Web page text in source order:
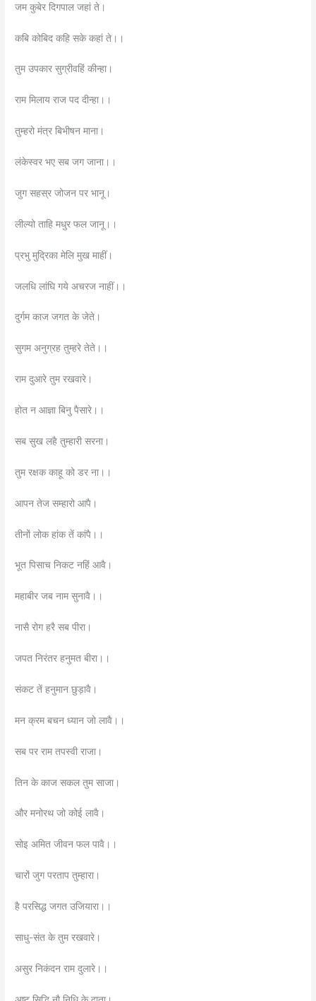
जम कुबेर दिगपाल जहां ते।
कबि कोबिद कहि सके कहां ते।।
तुम उपकार सुग्रीवहिं कीन्हा।
राम मिलाय राज पद दीन्हा।।
तुम्हरो मंत्र बिभीषन माना।
लंकेस्वर भए सब जग जाना।।
जुग सहस्र जोजन पर भानू।
लील्यो ताहि मधुर फल जानू।।
प्रभु मुद्रिका मेलि मुख माहीं।
जलधि लांघि गये अचरज नाहीं।।
दुर्गम काज जगत के जेते।
सुगम अनुग्रह तुम्हरे तेते।।
राम दुआरे तुम रखवारे।
होत न आज्ञा बिनु पैसारे।।
सब सुख लहै तुम्हारी सरना।
तुम रक्षक काहू को डर ना।।
आपन तेज सम्हारो आपै।
तीनों लोक हांक तें कांपै।।
भूत पिसाच निकट नहिं आवै।
महाबीर जब नाम सुनावै।।
नासै रोग हरै सब पीरा।
जपत निरंतर हनुमत बीरा।।
संकट तें हनुमान छुड़ावै।
मन क्रम बचन ध्यान जो लावै।।
सब पर राम तपस्वी राजा।
तिन के काज सकल तुम साजा।
और मनोरथ जो कोई लावै।
सोइ अमित जीवन फल पावै।।
चारों जुग परताप तुम्हारा।
है परसिद्ध जगत उजियारा।।
साधु-संत के तुम रखवारे।
असुर निकंदन राम दुलारे।।